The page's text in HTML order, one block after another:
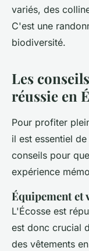
variés, des
C'est une
biodiversité.
Les
réussie en
Pour profiter
il est essentiel
conseils pour
expérience
Équipement et
L'Écosse est
est donc crucial
des vêtements